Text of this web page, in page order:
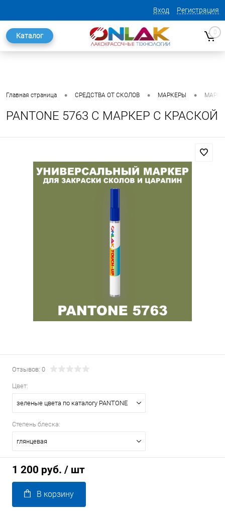
Вход Регистрация
Каталог 0
Главная страница • СРЕДСТВА ОТ СКОЛОВ • МАРКЕРЫ •
PANTONE 5763 C МАРКЕР С КРАСКОЙ
Отзывов: 0
Цвет:
зеленые цвета по каталогу PANTONE
Степень блеска:
глянцевая
1 200 руб. / шт
В корзину